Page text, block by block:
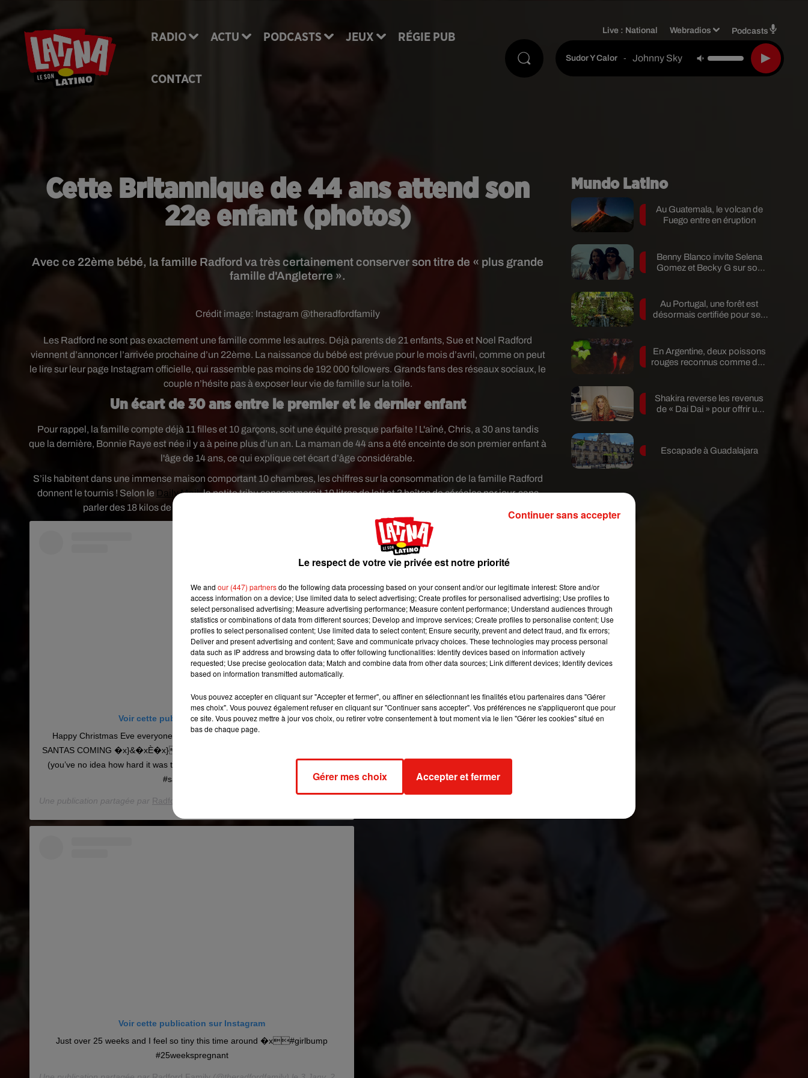
RADIO ACTU PODCASTS JEUX RÉGIE PUB
CONTACT
Live : National Webradios Podcasts
Sudor Y Calor - Johnny Sky
Cette Britannique de 44 ans attend son
22e enfant (photos)
Avec ce 22ème bébé, la famille Radford va très certainement conserver son titre de « plus grande
famille d'Angleterre ».
Crédit image: Instagram @theradfordfamily
Les Radford ne sont pas exactement une famille comme les autres. Déjà parents de 21 enfants, Sue et Noel Radford
viennent d’annoncer l’arrivée prochaine d’un 22ème. La naissance du bébé est prévue pour le mois d’avril, comme on peut
le lire sur leur page Instagram officielle, qui rassemble pas moins de 192 000 followers. Grands fans des réseaux sociaux, le
couple n’hésite pas à exposer leur vie de famille sur la toile.
Un écart de 30 ans entre le premier et le dernier enfant
Pour rappel, la famille compte déjà 11 filles et 10 garçons, soit une équité presque parfaite ! L'aîné, Chris, a 30 ans tandis
que la dernière, Bonnie Raye est née il y a à peine plus d’un an. La maman de 44 ans a été enceinte de son premier enfant à
l'âge de 14 ans, ce qui explique cet écart d’âge considérable.
S’ils habitent dans une immense maison comportant 10 chambres, les chiffres sur la consommation de la famille Radford
donnent le tournis ! Selon le Daily Mail, la petite tribu consommerait 10 litres de lait et 3 boîtes de céréales par jour, sans
parler des 18 kilos de linge à laver… Il faut le dire, les deux géniteurs ne manquent pas de courage.
Voir cette publication sur Instagram
Happy Christmas Eve everyone �x}&�xÈ�x}&�xÈ�x}&�xÈ�x}&�xÈ
SANTAS COMING �x}&�xÈ�x}�x}Èx}Èx}Èx}Èx}Èx}Èx}Èx}Èx}È️�️�️
(you’ve no idea how hard it was to get this picture �x"�)#family #christmas
#santascoming
Une publication partagée par Radford Family
Voir cette publication sur Instagram
Just over 25 weeks and I feel so tiny this time around �x#girlbump
#25weekspregnant
Mundo Latino
Au Guatemala, le volcan de
Fuego entre en éruption
Benny Blanco invite Selena
Gomez et Becky G sur son
Au Portugal, une forêt est
désormais certifiée pour ses
En Argentine, deux poissons
rouges reconnus comme des
Shakira reverse les revenus
de « Dai Dai » pour offrir un
Escapade à Guadalajara
Le respect de votre vie privée est notre priorité
We and our (447) partnersdo the following data processing based on your consent and/or our legitimate interest: Store and/or
access information on a device; Use limited data to select advertising; Create profiles for personalised advertising; Use profiles to
select personalised advertising; Measure advertising performance; Measure content performance; Understand audiences through
statistics or combinations of data from different sources; Develop and improve services; Create profiles to personalise content; Use
profiles to select personalised content; Use limited data to select content; Ensure security, prevent and detect fraud, and fix errors;
Deliver and present advertising and content; Save and communicate privacy choices. These technologies may process personal
data such as IP address and browsing data to offer following functionalities: Identify devices based on information actively
requested; Use precise geolocation data; Match and combine data from other data sources; Link different devices; Identify devices
based on information transmitted automatically.
Vous pouvez accepter en cliquant sur "Accepter et fermer", ou affiner en sélectionnant les finalités et/ou partenaires dans "Gérer
mes choix". Vous pouvez également refuser en cliquant sur "Continuer sans accepter". Vos préférences ne s'appliqueront que pour
ce site. Vous pouvez mettre à jour vos choix, ou retirer votre consentement à tout moment via le lien "Gérer les cookies" situé en
bas de chaque page.
Gérer mes choix Accepter et fermer
Continuer sans accepter